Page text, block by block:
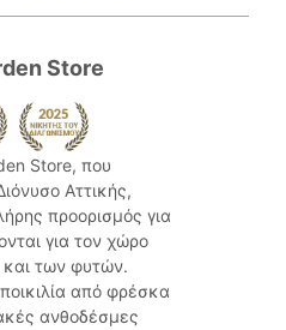
Store
Store, που
Αττικής,
προορισμός για
για τον χώρο
των φυτών.
από φρέσκα
ανθοδέσμες